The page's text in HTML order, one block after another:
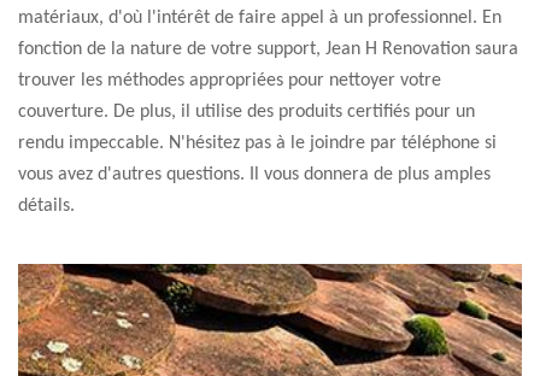
matériaux, d'où l'intérêt de faire appel à un professionnel. En
fonction de la nature de votre support, Jean H Renovation saura
trouver les méthodes appropriées pour nettoyer votre
couverture. De plus, il utilise des produits certifiés pour un
rendu impeccable. N'hésitez pas à le joindre par téléphone si
vous avez d'autres questions. Il vous donnera de plus amples
détails.